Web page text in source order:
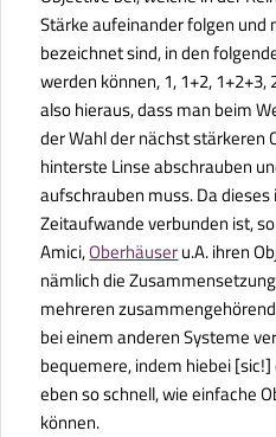
Stärke aufeinander folgen und
bezeichnet sind, in den
werden können, 1, 1+2, 1+2+3,
also hieraus, dass man beim
der Wahl der nächst stärkeren
hinterste Linse abschrauben
aufschrauben muss. Da
Zeitaufwande verbunden ist,
Amici,Oberhäuseru.A. ihren
nämlich die
mehreren
bei einem anderen Systeme
bequemere, indem hiebei[sic!]
eben so schnell, wie einfache
können.